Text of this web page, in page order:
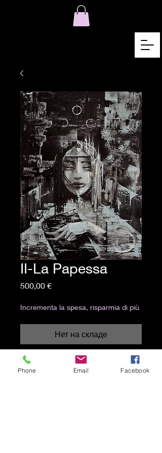
II-La Papessa
500,00 €Цена
Incrementa la spesa, risparmia di più
Нет на складе
50x70 cm
Acrilico su tela
Phone Email Facebook